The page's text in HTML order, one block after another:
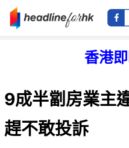
香港
9成半劏房業主
趕不敢投訴